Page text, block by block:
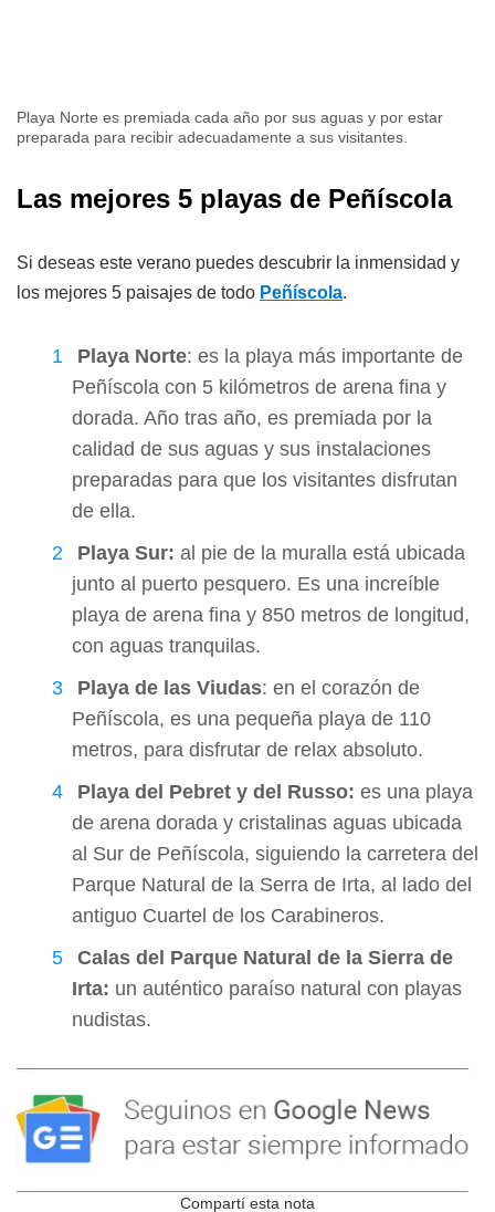
Playa Norte es premiada cada año por sus aguas y por estar
preparada para recibir adecuadamente a sus visitantes.
Las mejores 5 playas de Peñíscola
Si deseas este verano puedes descubrir la inmensidad y
los mejores 5 paisajes de todo Peñíscola.
Playa Norte: es la playa más importante de
Peñíscola con 5 kilómetros de arena fina y
dorada. Año tras año, es premiada por la
calidad de sus aguas y sus instalaciones
preparadas para que los visitantes disfrutan
de ella.
Playa Sur: al pie de la muralla está ubicada
junto al puerto pesquero. Es una increíble
playa de arena fina y 850 metros de longitud,
con aguas tranquilas.
Playa de las Viudas: en el corazón de
Peñíscola, es una pequeña playa de 110
metros, para disfrutar de relax absoluto.
Playa del Pebret y del Russo: es una playa
de arena dorada y cristalinas aguas ubicada
al Sur de Peñíscola, siguiendo la carretera del
Parque Natural de la Serra de Irta, al lado del
antiguo Cuartel de los Carabineros.
Calas del Parque Natural de la Sierra de
Irta: un auténtico paraíso natural con playas
nudistas.